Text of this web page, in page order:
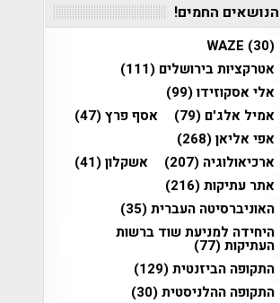
הנושאים החמים!
WAZE (30)
אטרקציות בירושלים (111)
אלי אסקוזידו(99)
אמיל אלג'ם (79) אסף פרץ(47)
אפי אליאן(268)
ארכיאולוגיה (207) אשקלון(41)
אתר עתיקות(216)
האוניברסיטה העברית(35)
היחידה למניעת שוד ברשות
העתיקות(77)
התקופה הביזנטית(129)
התקופה ההלניסטית(30)